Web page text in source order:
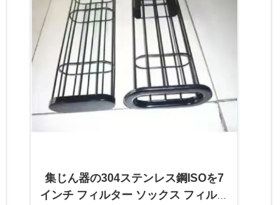
集じん器の304ステンレス鋼ISOを7
インチ フィルター ソックス フィルタ